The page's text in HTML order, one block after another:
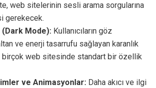
web sitelerinin sesli arama sorgularına
gerekecek.
(Dark Mode): Kullanıcıların göz
ve enerji tasarrufu sağlayan karanlık
birçok web sitesinde standart bir özellik
ve Animasyonlar: Daha akıcı ve ilgi